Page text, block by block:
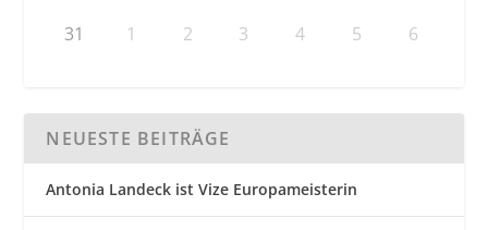
31 1 2 3 4 5 6
NEUESTE BEITRÄGE
Antonia Landeck ist Vize Europameisterin